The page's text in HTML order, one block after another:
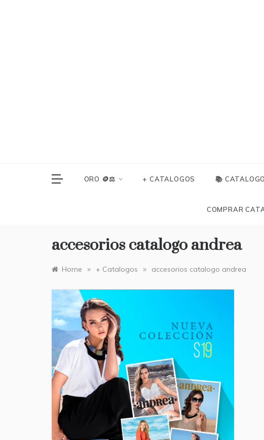
ORO 🪙⚖️ + CATALOGOS 📚
COMPRAR
accesorios catalogo andrea
Home » + Catalogos » accesorios catalogo andrea